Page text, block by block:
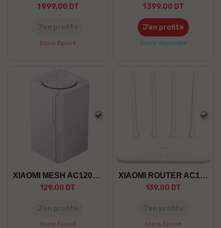
1 999,00 DT
Stock Épuisé
1 399,00 DT
J’en profite
Stock disponible
XIAOMI MESH AC1200 PACK 1
129,00 DT
Blanc
Stock Épuisé
XIAOMI ROUTER AC1200
139,00 DT
Stock Épuisé